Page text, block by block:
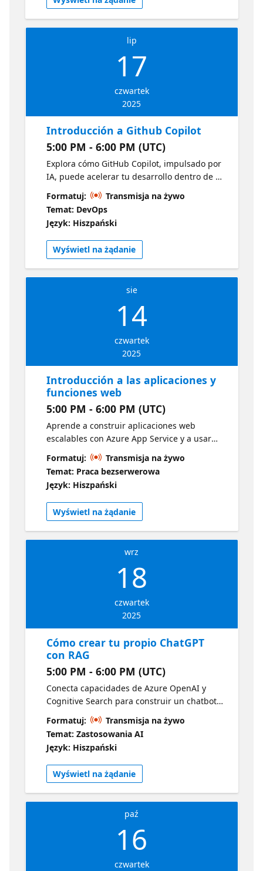
lip
17
czwartek
2025
Introducción a Github Copilot
5:00 PM - 6:00 PM (UTC)
Explora cómo GitHub Copilot, impulsado por
IA, puede acelerar tu desarrollo dentro de VS
Code y GitHub. Verás cómo generar código,
escribir pruebas y mejorar tu flujo de trabajo
con sugerencias inteligentes en tiempo real.
Introducción a Github Copilot
Formatuj:
Transmisja na żywo
Temat: DevOps
Język: Hiszpański
Wyświetl na żądanie
sie
14
czwartek
2025
Introducción a las aplicaciones y
funciones web
5:00 PM - 6:00 PM (UTC)
Aprende a construir aplicaciones web
escalables con Azure App Service y a usar
Azure Functions para automatizar procesos y
responder a eventos de forma serverless.
Una sesión ideal para mejorar la eficiencia
de tus soluciones web.
Formatuj:
Transmisja na żywo
Temat: Praca bezserwerowa
Język: Hiszpański
Wyświetl na żądanie
wrz
18
czwartek
2025
Cómo crear tu propio ChatGPT
con RAG
5:00 PM - 6:00 PM (UTC)
Conecta capacidades de Azure OpenAI y
Cognitive Search para construir un chatbot
inteligente que responda con base en
información interna. Aprende el enfoque
RAG para mejorar la precisión y relevancia
de las respuestas de modelos generativos.
Formatuj:
Transmisja na żywo
Temat: Zastosowania AI
Język: Hiszpański
Wyświetl na żądanie
paź
16
czwartek